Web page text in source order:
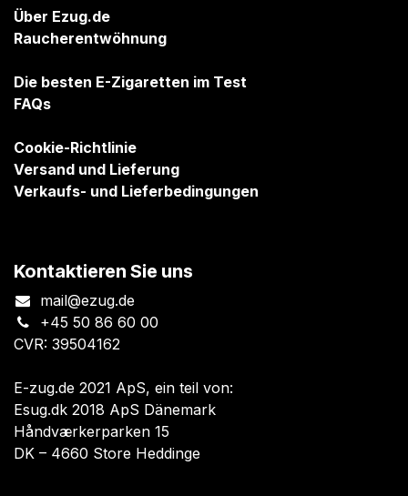
Über Ezug.de
Raucherentwöhnung
Die besten E-Zigaretten im Test
FAQs
Cookie-Richtlinie
Versand und Lieferung
Verkaufs- und Lieferbedingungen
Kontaktieren Sie uns
mail@ezug.de
+45 50 86 60 00
CVR: 39504162
E-zug.de 2021 ApS, ein teil von:
Esug.dk 2018 ApS Dänemark
Håndværkerparken 15
DK – 4660 Store Heddinge